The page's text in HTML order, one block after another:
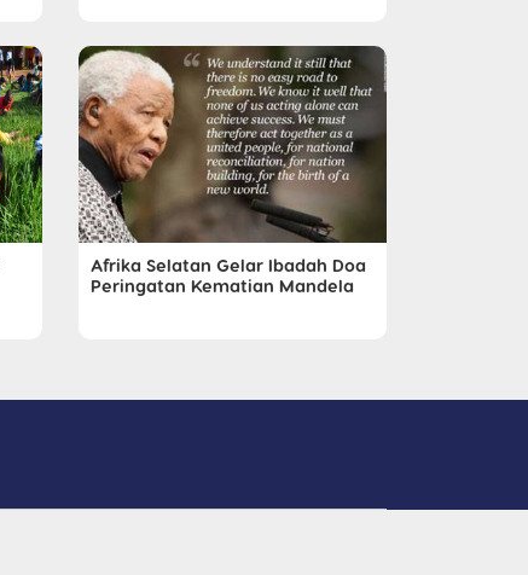
Afrika Selatan Gelar Ibadah Doa
Peringatan Kematian Mandela